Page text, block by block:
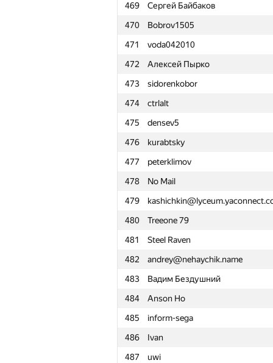
469
Сергей Байбаков
470
Bobrov1505
471
voda042010
472
Алексей Пырко
473
sidorenkobor
474
ctrlalt
475
densev5
476
kurabtsky
477
peterklimov
478
No Mail
479
480
Treeone 79
481
Steel Raven
482
andrey@nehaychik.name
483
Вадим Бездушний
484
Anson Ho
485
inform-sega
486
Ivan
487
uwi
451
iehn
452
iutyrov
453
Вадим Шилов
454
Мокк Мокко
455
Dr.ea.r
456
Рамис Ямилов
457
archonoff
458
SerebrovAB
459
myamak.myam
460
helgui
461
gonch4roff.s
462
gogomaxxaon
463
Александр Кузьмичёв
464
SALADOR2005